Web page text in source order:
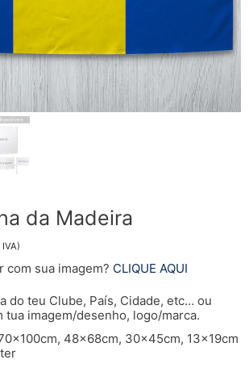
da Madeira
com sua imagem? CLIQUE AQUI
do teu Clube, País, Cidade, etc… ou
tua imagem/desenho, logo/marca.
48x68cm, 30x45cm, 13x19cm